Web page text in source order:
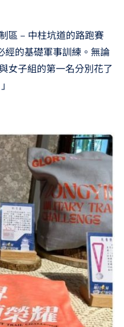
區 – 中柱坑道的路跑賽
經的基礎軍事訓練。無論
女子組的第一名分別花了